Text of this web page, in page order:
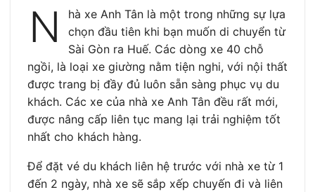
N
hà xe Anh Tân là một trong những sự lựa
chọn đầu tiên khi bạn muốn di chuyển từ
Sài Gòn ra Huế. Các dòng xe 40 chỗ
ngồi, là loại xe giường nằm tiện nghi, với nội thất
được trang bị đầy đủ luôn sẵn sàng phục vụ du
khách. Các xe của nhà xe Anh Tân đều rất mới,
được nâng cấp liên tục mang lại trải nghiệm tốt
nhất cho khách hàng.
Để đặt vé du khách liên hệ trước với nhà xe từ 1
đến 2 ngày, nhà xe sẽ sắp xếp chuyến đi và liên